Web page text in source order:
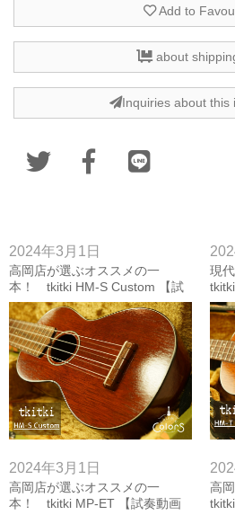
Add to
about
Inquiries about this
2024年3月1日
高岡店が選ぶオススメの一
本！ tkitki HM-S Custom 【試
奏動画付き】
現
2024年3月1日
高岡店が選ぶオススメの一
本！ tkitki MP-ET 【試奏動画
高